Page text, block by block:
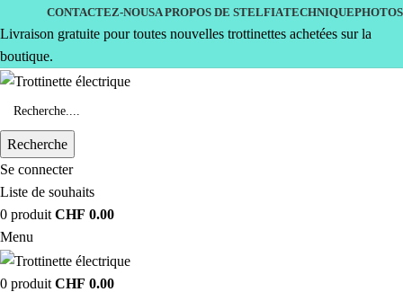
CONTACTEZ-NOUSA PROPOS DE STELFIATECHNIQUEPHOTOS
Livraison gratuite pour toutes nouvelles trottinettes achetées sur la
boutique.
Recherche
Se connecter
Liste de souhaits
0 produit CHF 0.00
Menu
0 produit CHF 0.00